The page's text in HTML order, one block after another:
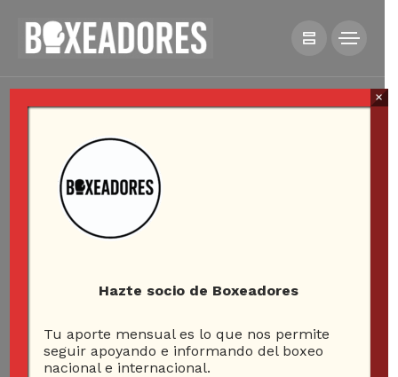
Hazte socio de Boxeadores
Tu aporte mensual es lo que nos permite
seguir apoyando e informando del boxeo
nacional e internacional.
×